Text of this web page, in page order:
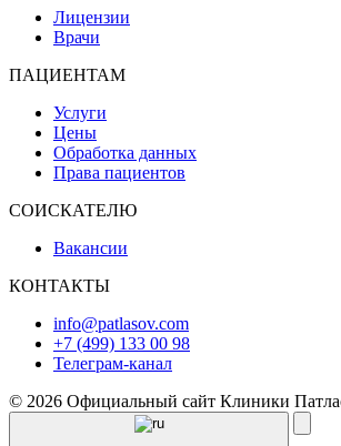
Лицензии
Врачи
ПАЦИЕНТАМ
Услуги
Цены
Обработка данных
Права пациентов
СОИСКАТЕЛЮ
Вакансии
КОНТАКТЫ
info@patlasov.com
+7 (499) 133 00 98
Телеграм-канал
© 2026 Официальный сайт Клиники